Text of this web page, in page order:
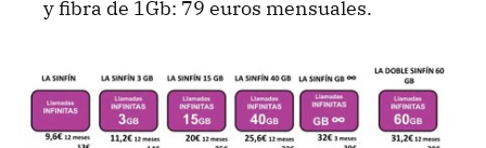
y fibra de 1Gb: 79 euros mensuales.